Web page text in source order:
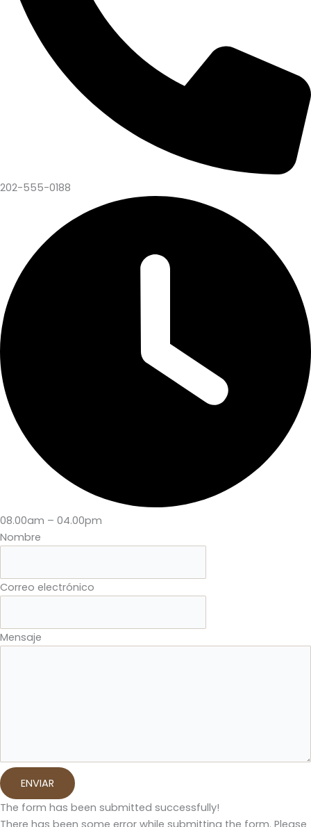
202-555-0188
08.00am – 04.00pm
Nombre
Correo electrónico
Mensaje
ENVIAR
The form has been submitted successfully!